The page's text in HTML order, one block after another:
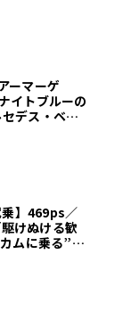
ーマーゲ
イトブルーの
デス・ベン
《LE VOLA
乗】469ps／
けぬける歓
ムに乗る”官